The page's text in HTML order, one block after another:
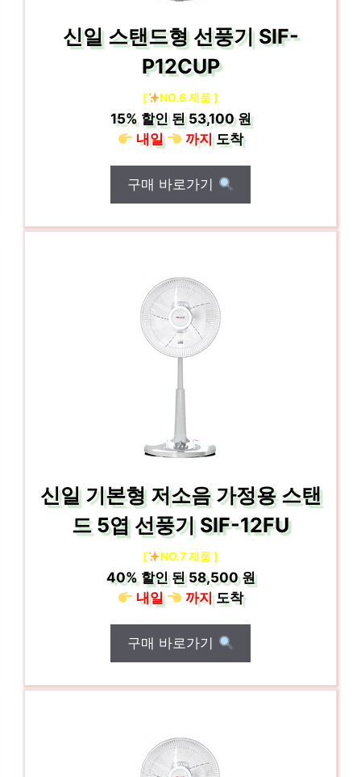
신일 스탠드형 선풍기 SIF-
P12CUP
[ NO.6 제품 ]
15%할인 된53,100 원
내일
까지도착
구매 바로가기
신일 기본형 저소음 가정용 스탠
드 5엽 선풍기 SIF-12FU
[ NO.7 제품 ]
40%할인 된58,500 원
내일
까지도착
구매 바로가기